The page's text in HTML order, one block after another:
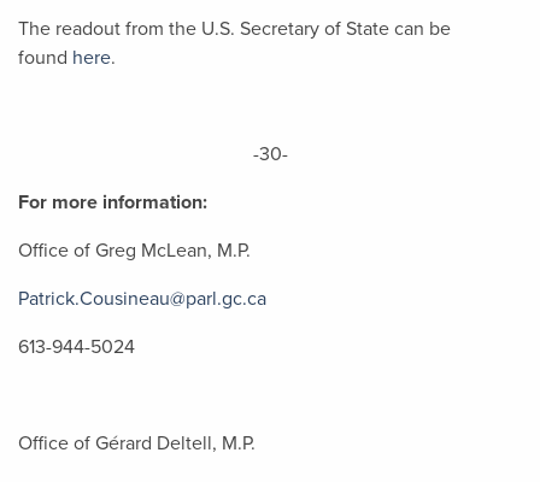
The readout from the U.S. Secretary of State can be
found here.
-30-
For more information:
Office of Greg McLean, M.P.
Patrick.Cousineau@parl.gc.ca
613-944-5024
Office of Gérard Deltell, M.P.